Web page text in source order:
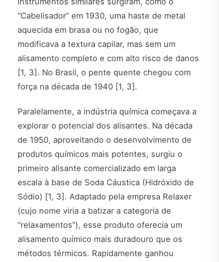
“Cabelisador” em 1930, uma haste de metal
aquecida em brasa ou no fogão, que
modificava a textura capilar, mas sem um
alisamento completo e com alto risco de danos
[1, 3]. No Brasil, o pente quente chegou com
força na década de 1940 [1, 3].
Paralelamente, a indústria química começava a
explorar o potencial dos alisantes. Na década
de 1950, aproveitando o desenvolvimento de
produtos químicos mais potentes, surgiu o
primeiro alisante comercializado em larga
escala à base de Soda Cáustica (Hidróxido de
Sódio) [1, 3]. Adaptado pela empresa Relaxer
(cujo nome viria a batizar a categoria de
“relaxamentos”), esse produto oferecia um
alisamento químico mais duradouro que os
métodos térmicos. Rapidamente ganhou